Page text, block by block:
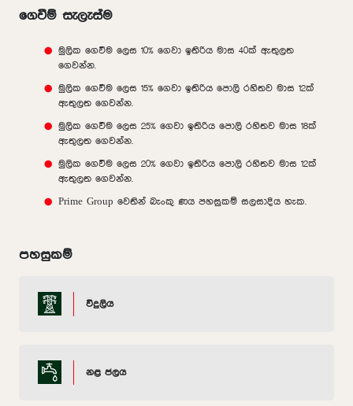
ගෙවීම් සැලැස්ම
මුලික ගෙවීම ලෙස 10% ගෙවා ඉතිරිය මාස 40ක් ඇතුලත
ගෙවන්න.
මුලික ගෙවීම ලෙස 15% ගෙවා ඉතිරිය පොලි රහිතව මාස 12ක්
ඇතුලත ගෙවන්න.
මුලික ගෙවීම ලෙස 25% ගෙවා ඉතිරිය පොලි රහිතව මාස 18ක්
ඇතුලත ගෙවන්න.
මුලික ගෙවීම ලෙස 20% ගෙවා ඉතිරිය පොලි රහිතව මාස 12ක්
ඇතුලත ගෙවන්න.
Prime Group වෙතින් බැංකු ණය පහසුකම් සලසාදිය හැක.
පහසුකම්
විදුලිය
නළ ජලය